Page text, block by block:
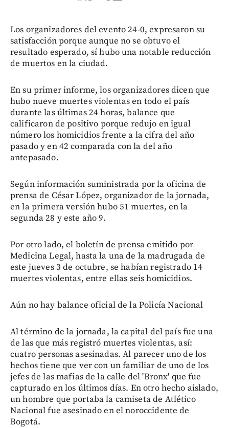
Los organizadores del evento 24-0, expresaron su
satisfacción porque aunque no se obtuvo el
resultado esperado, sí hubo una notable reducción
de muertos en la ciudad.
En su primer informe, los organizadores dicen que
hubo nueve muertes violentas en todo el país
durante las últimas 24 horas, balance que
calificaron de positivo porque redujo en igual
número los homicidios frente a la cifra del año
pasado y en 42 comparada con la del año
antepasado.
Según información suministrada por la oficina de
prensa de César López, organizador de la jornada,
en la primera versión hubo 51 muertes, en la
segunda 28 y este año 9.
Por otro lado, el boletín de prensa emitido por
Medicina Legal, hasta la una de la madrugada de
este jueves 3 de octubre, se habían registrado 14
muertes violentas, entre ellas seis homicidios.
Aún no hay balance oficial de la Policía Nacional
Al término de la jornada, la capital del país fue una
de las que más registró muertes violentas, así:
cuatro personas asesinadas. Al parecer uno de los
hechos tiene que ver con un familiar de uno de los
jefes de las mafias de la calle del 'Bronx' que fue
capturado en los últimos días. En otro hecho aislado,
un hombre que portaba la camiseta de Atlético
Nacional fue asesinado en el noroccidente de
Bogotá.